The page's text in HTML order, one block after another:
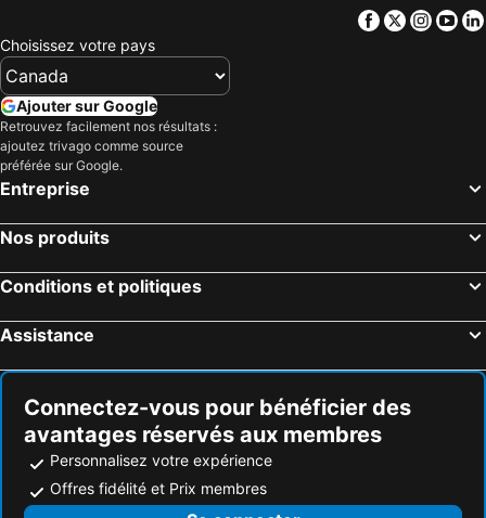
Facebook
Twitter
Choisissez votre pays
Ajouter sur Google
Retrouvez facilement nos résultats :
ajoutez trivago comme source
préférée sur Google.
Entreprise
Nos produits
Conditions et politiques
Assistance
Connectez-vous pour bénéficier des
avantages réservés aux membres
Personnalisez votre expérience
Offres fidélité et Prix membres